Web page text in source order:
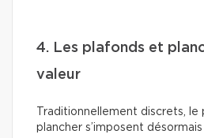
4. Les plafonds et
valeur
Traditionnellement discrets,
plancher s’imposent